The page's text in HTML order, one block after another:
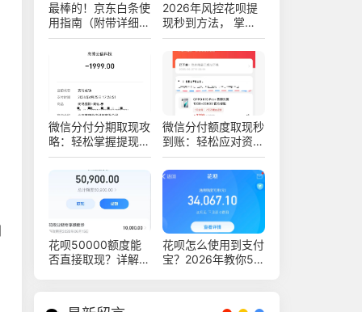
最棒的！京东白条使
用指南（附带详细教
程）
2026年风控花呗提
现秒到方法， 掌握
这些方法资金立刻到
手
微信分付分期取现攻
略：轻松掌握提现技
巧与注意事项
微信分付额度取现秒
到账：轻松应对资金
需求的全攻略
花呗50000额度能
否直接取现？详解使
花呗怎么使用到支付
宝？2026年教你5